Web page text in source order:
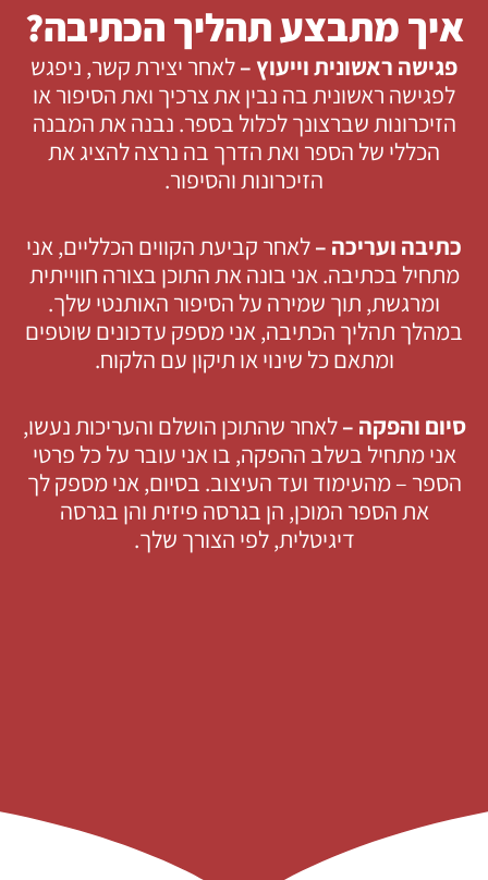
איך מתבצע תהליך הכתיבה?
פגישה ראשונית וייעוץ –לאחר יצירת קשר, ניפגש
לפגישה ראשונית בה נבין את צרכיך ואת הסיפור או
הזיכרונות שברצונך לכלול בספר. נבנה את המבנה
הכללי של הספר ואת הדרך בה נרצה להציג את
הזיכרונות והסיפור.
כתיבה ועריכה –לאחר קביעת הקווים הכלליים, אני
מתחיל בכתיבה. אני בונה את התוכן בצורה חווייתית
ומרגשת, תוך שמירה על הסיפור האותנטי שלך.
במהלך תהליך הכתיבה, אני מספק עדכונים שוטפים
ומתאם כל שינוי או תיקון עם הלקוח.
סיום והפקה –לאחר שהתוכן הושלם והעריכות נעשו,
אני מתחיל בשלב ההפקה, בו אני עובר על כל פרטי
הספר – מהעימוד ועד העיצוב. בסיום, אני מספק לך
את הספר המוכן, הן בגרסה פיזית והן בגרסה
דיגיטלית, לפי הצורך שלך.